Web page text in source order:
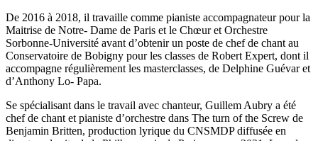
De 2016 à 2018, il travaille comme pianiste accompagnateur pour la
Maitrise de Notre- Dame de Paris et le Chœur et Orchestre
Sorbonne-Université avant d’obtenir un poste de chef de chant au
Conservatoire de Bobigny pour les classes de Robert Expert, dont il
accompagne régulièrement les masterclasses, de Delphine Guévar et
d’Anthony Lo- Papa.
Se spécialisant dans le travail avec chanteur, Guillem Aubry a été
chef de chant et pianiste d’orchestre dans The turn of the Screw de
Benjamin Britten, production lyrique du CNSMDP diffusée en